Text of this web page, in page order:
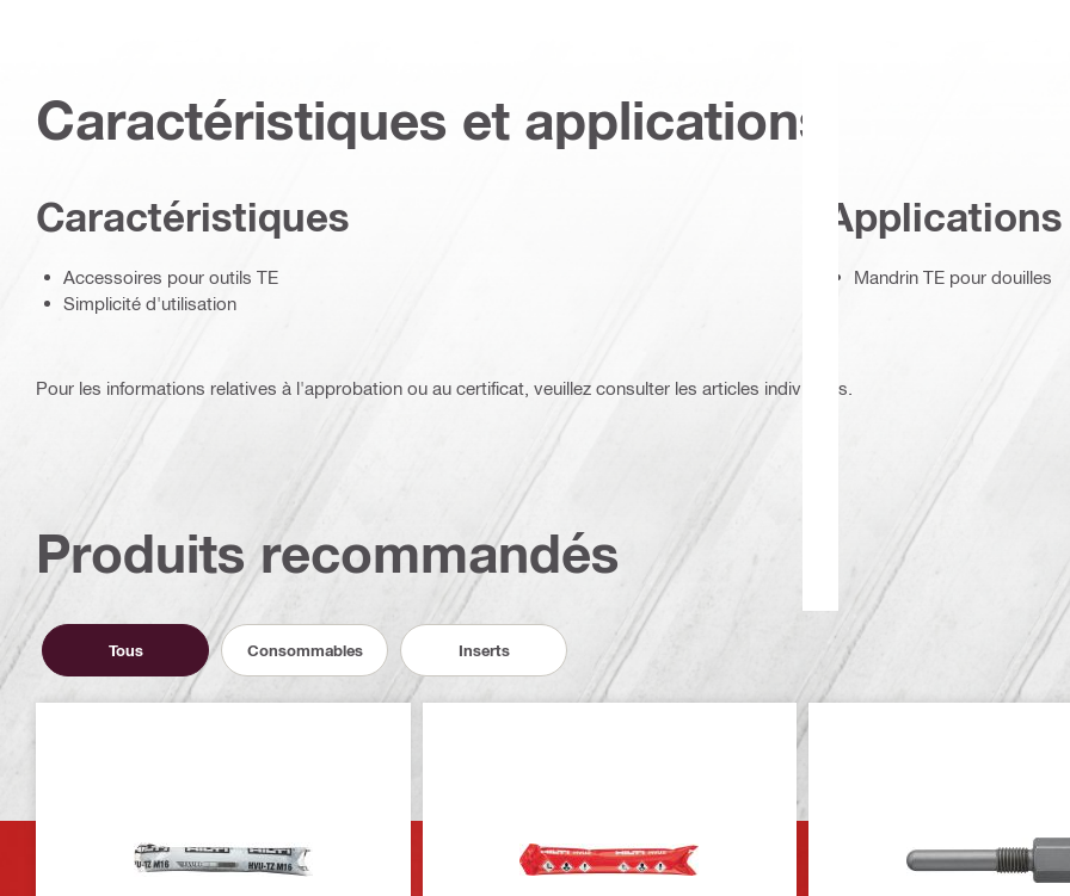
Caractéristiques et applications
Caractéristiques
Accessoires pour outils TE
Simplicité d'utilisation
Applications
Mandrin TE pour douilles
Pour les informations relatives à l'approbation ou au certificat, veuillez consulter les articles individuels.
Produits recommandés
Tous Consommables Inserts